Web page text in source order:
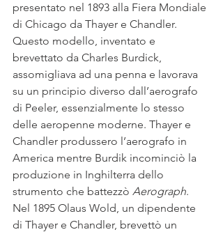
presentato nel 1893 alla Fiera Mondiale
di Chicago da Thayer e Chandler.
Questo modello, inventato e
brevettato da Charles Burdick,
assomigliava ad una penna e lavorava
su un principio diverso dall’aerografo
di Peeler, essenzialmente lo stesso
delle aeropenne moderne. Thayer e
Chandler produssero l’aerografo in
America mentre Burdik incominciò la
produzione in Inghilterra dello
strumento che battezzò Aerograph.
Nel 1895 Olaus Wold, un dipendente
di Thayer e Chandler, brevettò un